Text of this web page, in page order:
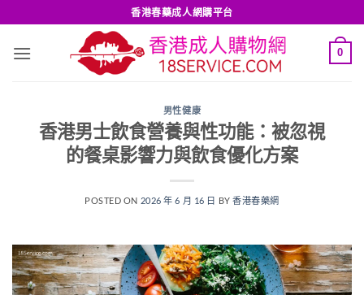
to
content
香港春藥成人網購平台
0
男性健康
香港男士飲食營養與性功能：被忽視
的餐桌影響力與飲食優化方案
POSTED ON 2026 年 6 月 16 日 BY香港春藥網